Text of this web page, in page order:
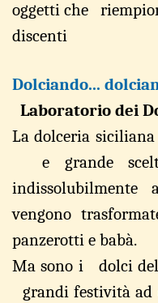
oggetti che
discenti
Dolciando...
Laboratorio dei
La dolceria sicil
e grande
vengono
panzerotti e babà.
Ma sono i dolci d
grandi festività ad